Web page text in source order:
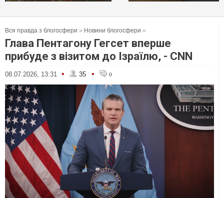
Вся правда з блогосфери » Новини блогосфери »
Глава Пентагону Гегсет вперше
прибуде з візитом до Ізраїлю, - CNN
08.07.2026, 13:31 • 35 • 0